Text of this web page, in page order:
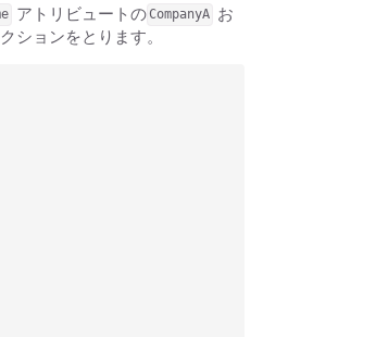
アトリビュートのCompanyA お
ションをとります。